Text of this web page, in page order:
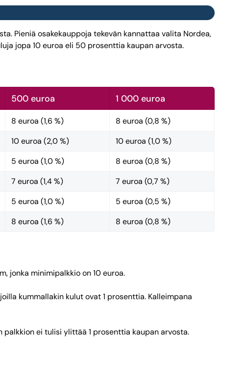
Pieniä osakekauppoja tekevän kannattaa valita Nordea,
jopa 10 euroa eli 50 prosenttia kaupan arvosta.
500 euroa 1 000 euroa
8 euroa (1,6 %)
8 euroa (0,8 %)
10 euroa (2,0 %)
10 euroa (1,0 %)
5 euroa (1,0 %)
8 euroa (0,8 %)
7 euroa (1,4 %)
7 euroa (0,7 %)
5 euroa (1,0 %)
5 euroa (0,5 %)
8 euroa (1,6 %) 8 euroa (0,8 %)
jonka minimipalkkio on 10 euroa.
kummallakin kulut ovat 1 prosenttia. Kalleimpana
ei tulisi ylittää 1 prosenttia kaupan arvosta.